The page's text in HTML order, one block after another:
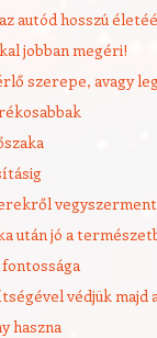
autód hosszú
jobban megéri!
szerepe, avagy
után jó a
védjük majd
haszna